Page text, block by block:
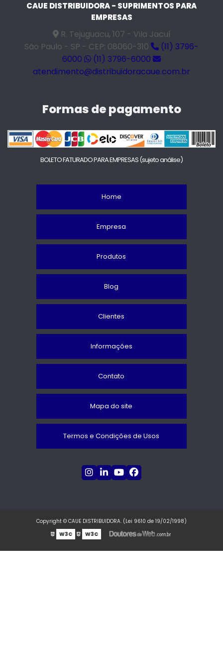
CAUE DISTRIBUIDORA - SUPRIMENTOS PARA
EMPRESAS
R. Tejuguacu, 107 - Vila Jacuí
São Paulo - SP - CEP: 08060-310
(11) 3796-
6000
(11) 3796-6000
atendimento@distribuidoracaue.com.br
Formas de pagamento
BOLETO FATURADO PARA EMPRESAS(sujeto análise)
Home
Empresa
Produtos
Blog
Clientes
Informações
Contato
Mapa do site
Termos e Condições de Usos
Copyright © CAUE DISTRIBUIDORA. (Lei 9610 de 19/02/1998)
W3C
W3C